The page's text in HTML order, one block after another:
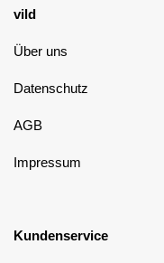
vild
Über uns
Datenschutz
AGB
Impressum
Kundenservice